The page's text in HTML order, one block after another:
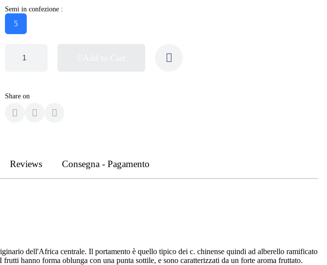
Semi in confezione :
5
Share on
Reviews Consegna - Pagamento
dell'Africa centrale. Il portamento è quello tipico dei c. chinense quindi ad alberello ramificato
hanno forma oblunga con una punta sottile, e sono caratterizzati da un forte aroma fruttato.